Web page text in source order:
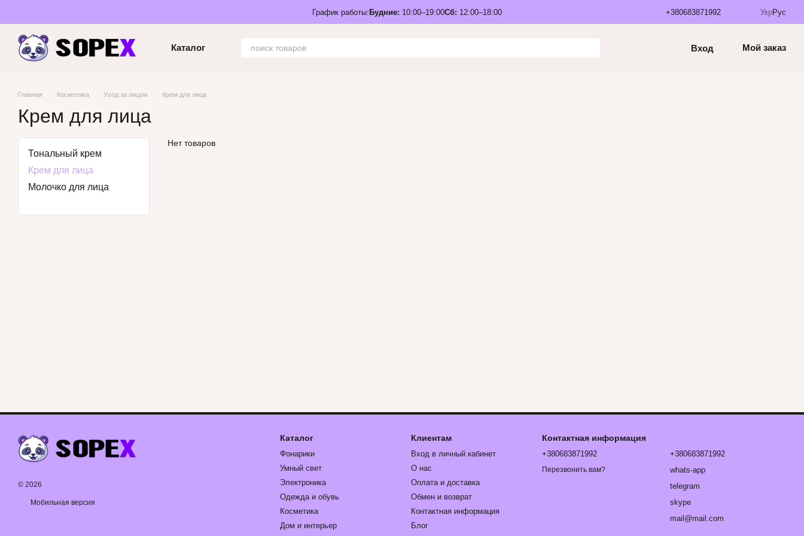
График работы:Будние: 10:00–19:00Сб: 12:00–18:00 +380683871992 УкрРус
Каталог Вход Мой заказ
Главная Косметика Уход за лицом Крем для лица
Крем для лица
Нет товаров
Тональный крем
Крем для лица
Молочко для лица
© 2026
Мобильная версия
Каталог
Фонарики
Умный свет
Электроника
Одежда и обувь
Косметика
Дом и интерьер
Клиентам
Вход в личный кабинет
О нас
Оплата и доставка
Обмен и возврат
Контактная информация
Блог
Контактная информация
+380683871992
Перезвонить вам?
+380683871992
whats-app
telegram
skype
mail@mail.com